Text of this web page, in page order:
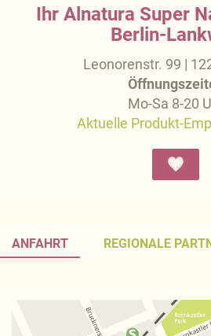
Ihr Alnatura Super
Berlin-
Leonorenstr. 99 |
Mo-Sa 8-20
Aktuelle Produkt-
ANFAHRT REGIONALE